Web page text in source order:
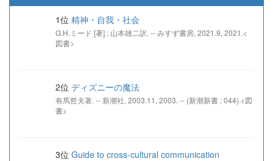
1位 精神・自我・社会
G.H.ミード [著] ; 山本雄二訳. -- みすず書房, 2021.9, 2021.<
図書>
2位 ディズニーの魔法
有馬哲夫著. -- 新潮社, 2003.11, 2003. -- (新潮新書 ; 044).<図
書>
3位 Guide to cross-cultural communication